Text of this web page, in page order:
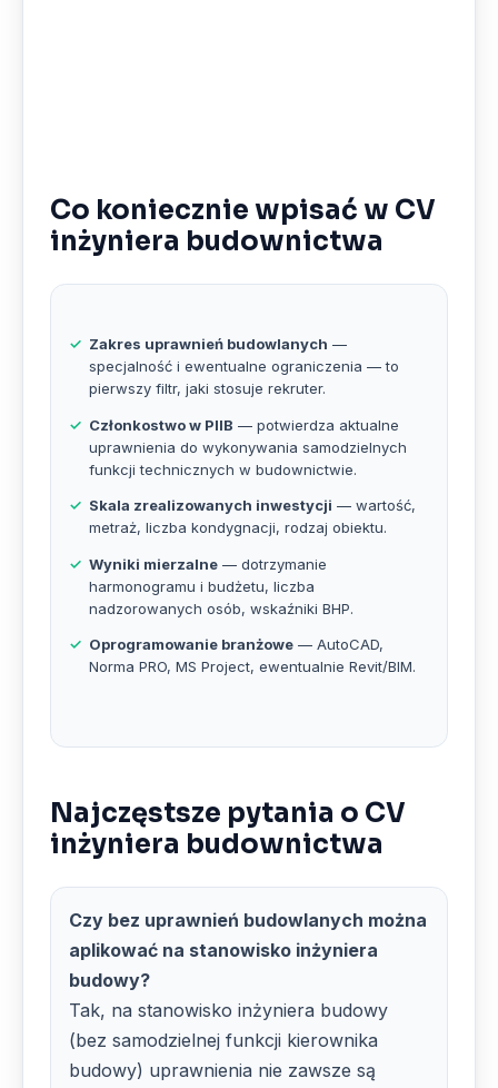
Co koniecznie wpisać w CV
inżyniera budownictwa
Zakres uprawnień budowlanych —
specjalność i ewentualne ograniczenia — to
pierwszy filtr, jaki stosuje rekruter.
Członkostwo w PIIB — potwierdza aktualne
uprawnienia do wykonywania samodzielnych
funkcji technicznych w budownictwie.
Skala zrealizowanych inwestycji — wartość,
metraż, liczba kondygnacji, rodzaj obiektu.
Wyniki mierzalne — dotrzymanie
harmonogramu i budżetu, liczba
nadzorowanych osób, wskaźniki BHP.
Oprogramowanie branżowe — AutoCAD,
Norma PRO, MS Project, ewentualnie Revit/BIM.
Najczęstsze pytania o CV
inżyniera budownictwa
Czy bez uprawnień budowlanych można
aplikować na stanowisko inżyniera
budowy?
Tak, na stanowisko inżyniera budowy
(bez samodzielnej funkcji kierownika
budowy) uprawnienia nie zawsze są